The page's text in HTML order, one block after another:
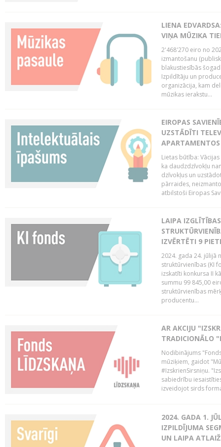
LIENA
VIŅA MŪZIKA
2'468'270 eiro no
izmantošanu
blakustiesībās
Izpildītāju un
organizācija, kam
mūzikas ierakstu...
EIROPAS
UZSTĀDĪTI
Lietas būtība:
ka daudzdzīvokļu
dzīvokļus un
pārraides,
atbilstoši Eiropas
LAIPA
IZVĒRTĒTI 9
2024. gada 24. jūlijā
struktūrvienības (KI
izskatīti konkursa II
summu 99 845,00
struktūrvienības
producentu...
AR AKCIJU
TRADICIONĀLO
Nodibinājums
mūziķiem, gaidot
#IzskrienSirsniņu.
sabiedrību
izveidojot sirds
2024. GADA 1.
IZPILDĪJUMA
UN LAIPA